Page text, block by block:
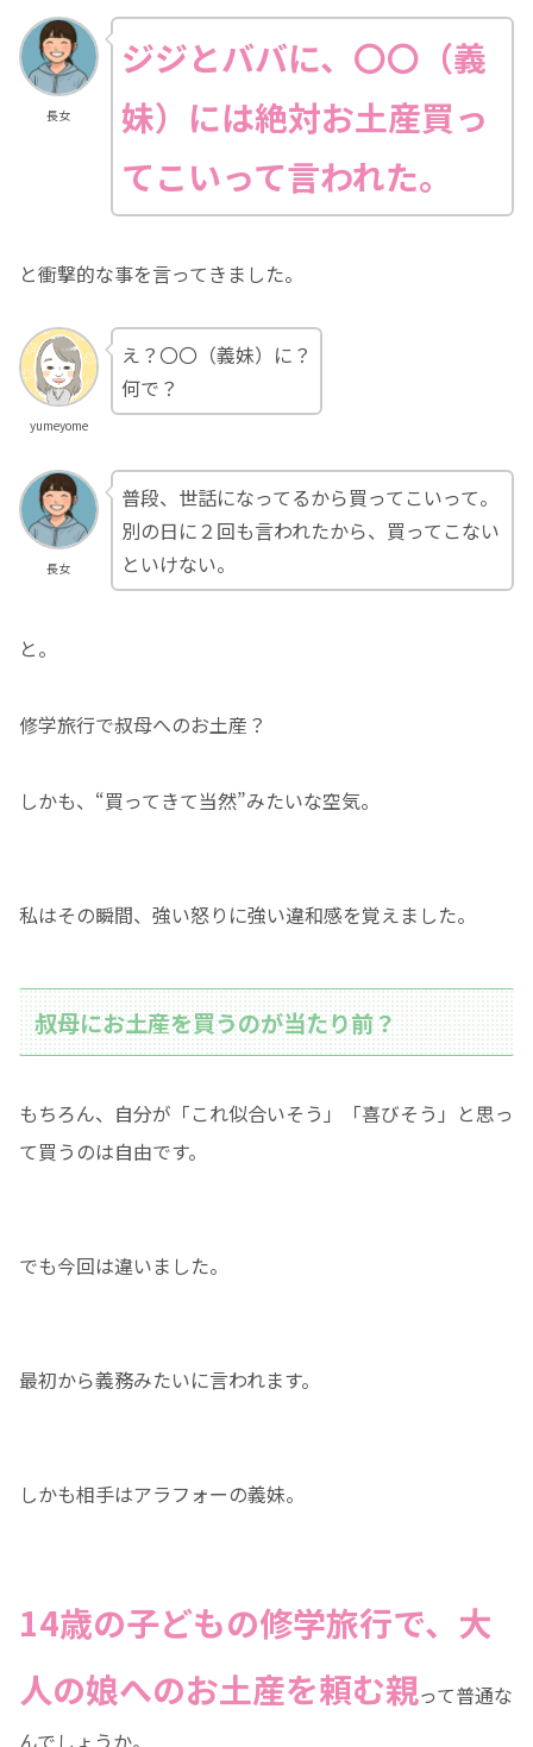
長女
ジジとババに、〇〇（義
妹）には絶対お土産買っ
てこいって言われた。
と衝撃的な事を言ってきました。
yumeyome
え？〇〇（義妹）に？
何で？
長女
普段、世話になってるから買ってこいって。
別の日に２回も言われたから、買ってこない
といけない。
と。
修学旅行で叔母へのお土産？
しかも、“買ってきて当然”みたいな空気。
私はその瞬間、強い怒りに強い違和感を覚えました。
叔母にお土産を買うのが当たり前？
もちろん、自分が「これ似合いそう」「喜びそう」と思っ
て買うのは自由です。
でも今回は違いました。
最初から義務みたいに言われます。
しかも相手はアラフォーの義妹。
14歳の子どもの修学旅行で、大
人の娘へのお土産を頼む親って普通な